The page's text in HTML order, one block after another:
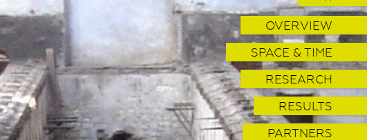
OVERVIEW
SPACE & TIME
RESEARCH
RESULTS
PARTNERS